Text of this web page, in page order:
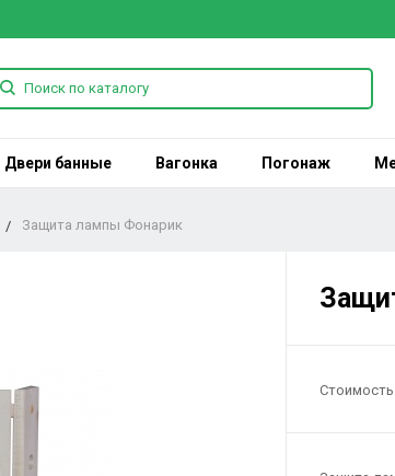
Двери банные Вагонка Погонаж
Защита лампы Фонарик
Стоимость